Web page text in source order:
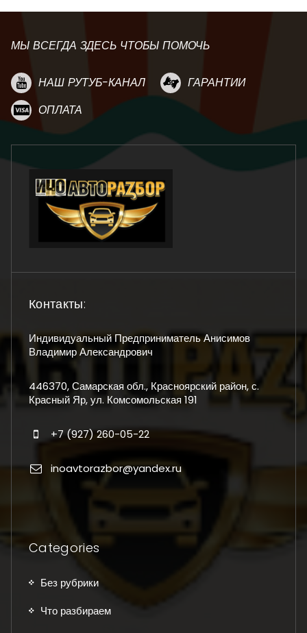
МЫ ВСЕГДА ЗДЕСЬ ЧТОБЫ ПОМОЧЬ
НАШ РУТУБ-КАНАЛ
ГАРАНТИИ
ОПЛАТА
Контакты:
Индивидуальный Предприниматель Анисимов
Владимир Александрович
446370, Самарская обл., Красноярский район, с.
Красный Яр, ул. Комсомольская 191
+7 (927) 260-05-22
inoavtorazbor@yandex.ru
Categories
Без рубрики
Что разбираем